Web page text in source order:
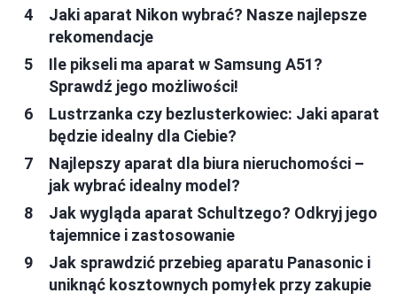
Jaki aparat Nikon wybrać? Nasze najlepsze
rekomendacje
Ile pikseli ma aparat w Samsung A51?
Sprawdź jego możliwości!
Lustrzanka czy bezlusterkowiec: Jaki aparat
będzie idealny dla Ciebie?
Najlepszy aparat dla biura nieruchomości –
jak wybrać idealny model?
Jak wygląda aparat Schultzego? Odkryj jego
tajemnice i zastosowanie
Jak sprawdzić przebieg aparatu Panasonic i
uniknąć kosztownych pomyłek przy zakupie